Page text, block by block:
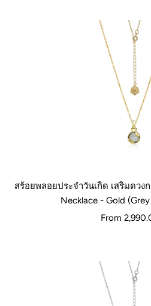
สร้อยพลอยประจำวันเกิด เสริมดวง
Necklace - Gold
From